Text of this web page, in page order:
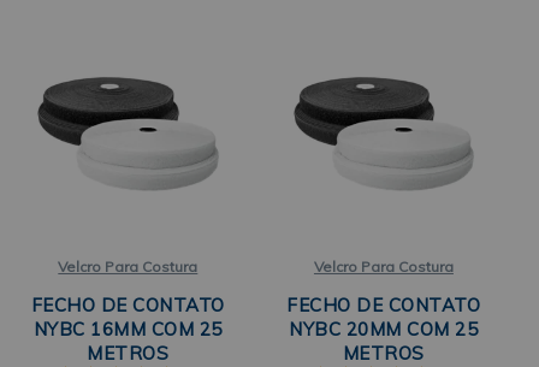
Velcro Para Costura
FECHO DE CONTATO
NYBC 16MM COM 25
METROS
Velcro Para Costura
FECHO DE CONTATO
NYBC 20MM COM 25
METROS